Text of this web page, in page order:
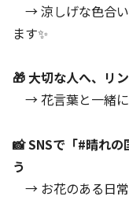
→ 涼しげな色合い
ます✨
🎁 大切な人へ、リ
→ 花言葉と一緒に
📸 SNSで「#晴れ
う
→ お花のある日常